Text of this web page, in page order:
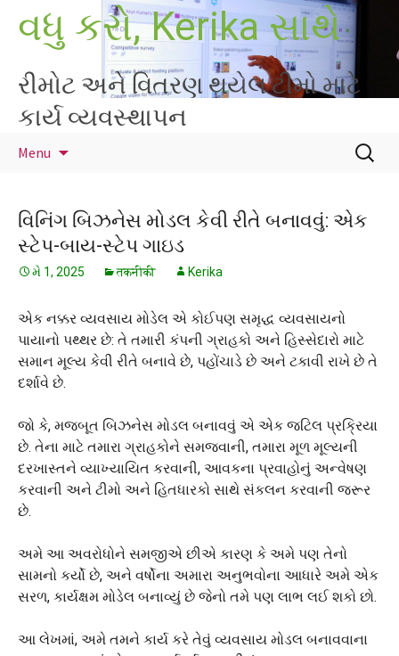
content
વધુ કરો, Kerika સાથે
રીમોટ અને વિતરણ થયેલ ટીમો માટે
કાર્ય વ્યવસ્થાપન
Menu
માટે
શોધો
વિનિંગ બિઝનેસ મોડલ કેવી રીતે બનાવવું: એક
સ્ટેપ-બાય-સ્ટેપ ગાઇડ
મે 1, 2025 तकनीकी Kerika
એક નક્કર વ્યવસાય મોડેલ એ કોઈપણ સમૃદ્ધ વ્યવસાયનો
પાયાનો પથ્થર છે: તે તમારી કંપની ગ્રાહકો અને હિસ્સેદારો માટે
સમાન મૂલ્ય કેવી રીતે બનાવે છે, પહોંચાડે છે અને ટકાવી રાખે છે તે
દર્શાવે છે.
જો કે, મજબૂત બિઝનેસ મોડલ બનાવવું એ એક જટિલ પ્રક્રિયા
છે. તેના માટે તમારા ગ્રાહકોને સમજવાની, તમારા મૂળ મૂલ્યની
દરખાસ્તને વ્યાખ્યાયિત કરવાની, આવકના પ્રવાહોનું અન્વેષણ
કરવાની અને ટીમો અને હિતધારકો સાથે સંકલન કરવાની જરૂર
છે.
અમે આ અવરોધોને સમજીએ છીએ કારણ કે અમે પણ તેનો
સામનો કર્યો છે, અને વર્ષોના અમારા અનુભવોના આધારે અમે એક
સરળ, કાર્યક્ષમ મોડેલ બનાવ્યું છે જેનો તમે પણ લાભ લઈ શકો છો.
આ લેખમાં, અમે તમને કાર્ય કરે તેવું વ્યવસાય મોડલ બનાવવાના